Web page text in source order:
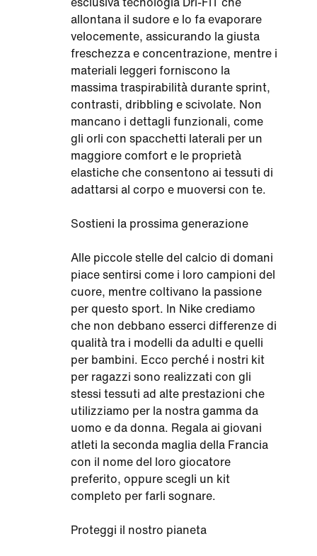
esclusiva tecnologia Dri-FIT che
allontana il sudore e lo fa evaporare
velocemente, assicurando la giusta
freschezza e concentrazione, mentre i
materiali leggeri forniscono la
massima traspirabilità durante sprint,
contrasti, dribbling e scivolate. Non
mancano i dettagli funzionali, come
gli orli con spacchetti laterali per un
maggiore comfort e le proprietà
elastiche che consentono ai tessuti di
adattarsi al corpo e muoversi con te.
Sostieni la prossima generazione
Alle piccole stelle del calcio di domani
piace sentirsi come i loro campioni del
cuore, mentre coltivano la passione
per questo sport. In Nike crediamo
che non debbano esserci differenze di
qualità tra i modelli da adulti e quelli
per bambini. Ecco perché i nostri kit
per ragazzi sono realizzati con gli
stessi tessuti ad alte prestazioni che
utilizziamo per la nostra gamma da
uomo e da donna. Regala ai giovani
atleti la seconda maglia della Francia
con il nome del loro giocatore
preferito, oppure scegli un kit
completo per farli sognare.
Proteggi il nostro pianeta